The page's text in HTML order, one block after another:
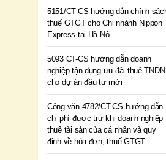
5151/CT-CS hướng dẫn chính
thuế GTGT cho Chi nhánh Nippon
Express tại Hà Nội
5093 CT-CS hướng dẫn doanh
nghiệp tận dụng ưu đãi thuế TNDN
cho dự án đầu tư mới
Công văn 4782/CT-CS hướng dẫn
chi phí được trừ khi doanh nghiệp
thuê tài sản của cá nhân và quy
định về hóa đơn, thuế GTGT